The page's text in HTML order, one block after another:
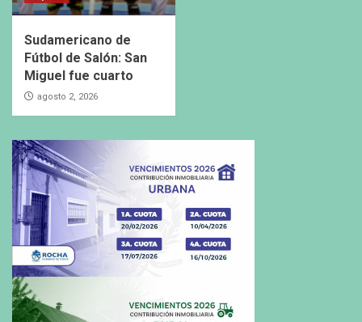
Sudamericano de
Fútbol de Salón: San
Miguel fue cuarto
agosto 2, 2026